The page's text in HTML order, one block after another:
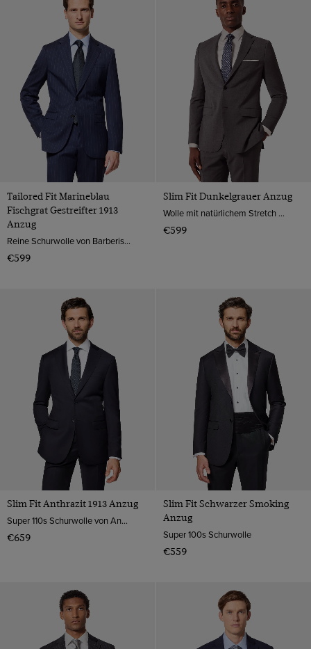
Tailored Fit Marineblau
Fischgrat Gestreifter 1913
Anzug
Reine Schurwolle von Barberis, Italien
€599
Slim Fit Dunkelgrauer Anzug
Wolle mit natürlichem Stretch von Marzotto, Italien
€599
Slim Fit Anthrazit 1913 Anzug
Super 110s Schurwolle von Angelico, Italien
€659
Slim Fit Schwarzer Smoking
Anzug
Super 100s Schurwolle
€559